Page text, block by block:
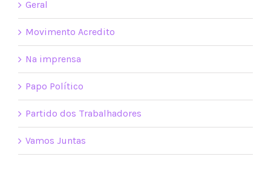
Geral
Movimento Acredito
Na imprensa
Papo Político
Partido dos Trabalhadores
Vamos Juntas